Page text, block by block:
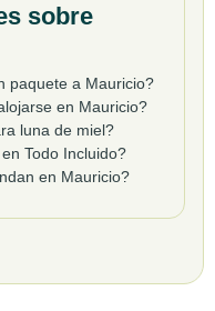
sobre
paquete a Mauricio?
en Mauricio?
luna de miel?
Todo Incluido?
en Mauricio?